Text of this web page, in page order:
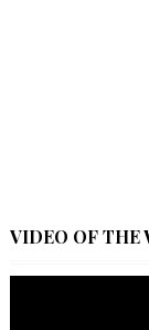
VIDEO OF THE